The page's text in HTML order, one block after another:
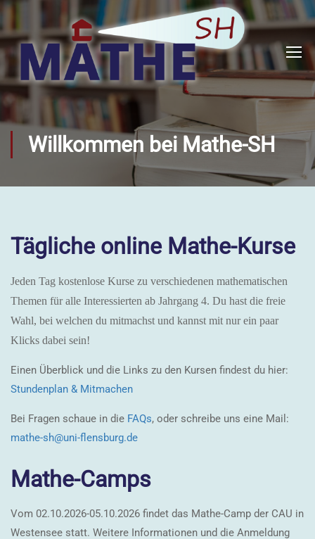
Willkommen bei Mathe-SH
Tägliche online Mathe-Kurse
Jeden Tag kostenlose Kurse zu verschiedenen mathematischen
Themen für alle Interessierten ab Jahrgang 4. Du hast die freie
Wahl, bei welchen du mitmachst und kannst mit nur ein paar
Klicks dabei sein!
Einen Überblick und die Links zu den Kursen findest du hier:
Stundenplan & Mitmachen
Bei Fragen schaue in die FAQs, oder schreibe uns eine Mail:
mathe-sh@uni-flensburg.de
Mathe-Camps
Vom 02.10.2026-05.10.2026 findet das Mathe-Camp der CAU in
Westensee statt. Weitere Informationen und die Anmeldung